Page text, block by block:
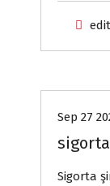
Sep 27
Sigorta